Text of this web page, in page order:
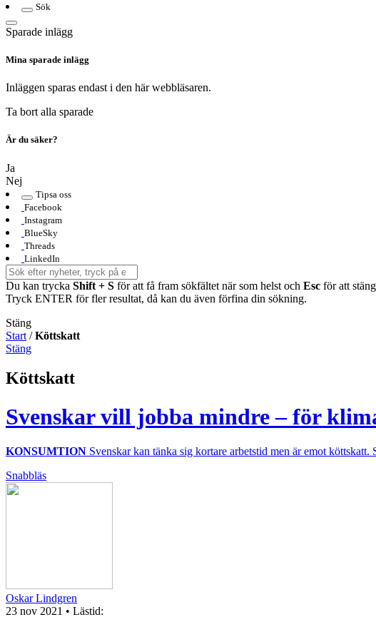
Sök
Sparade inlägg
Mina sparade inlägg
Inläggen sparas endast i den här webbläsaren.
Ta bort alla sparade
Är du säker?
Ja
Nej
Tipsa oss
Facebook
Instagram
BlueSky
Threads
LinkedIn
Du kan trycka Shift + S för att få fram sökfältet när som helst och Esc för att
Tryck ENTER för fler resultat, då kan du även förfina din sökning.
Stäng
Start /Köttskatt
Stäng
Köttskatt
Svenskar vill jobba mindre – för
KONSUMTION Svenskar kan tänka sig kortare arbetstid men är emot
Snabbläs
Oskar Lindgren
23 nov 2021 • Lästid: